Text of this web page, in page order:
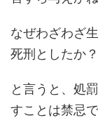
なぜわざわざ
死刑としたか？
と言うと、処
すことは禁忌